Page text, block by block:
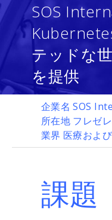
SOS
テッドな
を提供
企業名SOS
所在地 フレゼ
業界 医療およ
課題